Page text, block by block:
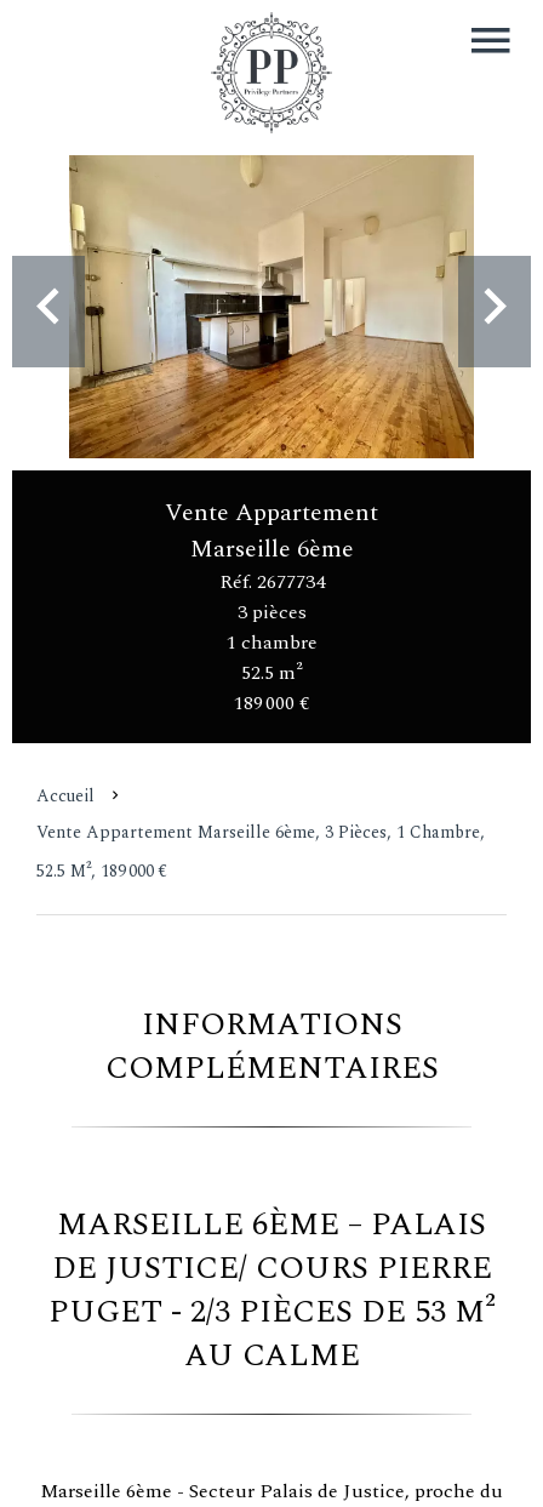
Vente Appartement
Marseille 6ème
Réf. 2677734
3 pièces
1 chambre
52.5 m²
189 000 €
Accueil
Vente Appartement Marseille 6ème, 3 Pièces, 1 Chambre,
52.5 M², 189 000 €
INFORMATIONS
COMPLÉMENTAIRES
MARSEILLE 6ÈME – PALAIS
DE JUSTICE/ COURS PIERRE
PUGET - 2/3 PIÈCES DE 53 M²
AU CALME
Marseille 6ème - Secteur Palais de Justice, proche du